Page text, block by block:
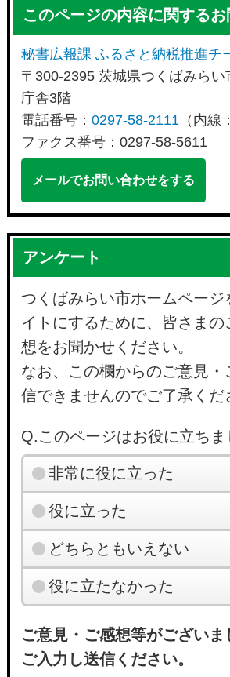
このページの内容に関する
秘書広報課 ふるさと納税推進チ
〒300-2395 茨城県つくばみらい
庁舎3階
電話番号：0297-58-2111 （内線
ファクス番号：0297-58-5611
メールでお問い合わせをする
アンケート
つくばみらい市ホームページ
イトにするために、皆さまの
想をお聞かせください。
なお、この欄からのご意見・
信できませんのでご了承くだ
Q.このページはお役に立ちま
非常に役に立った
役に立った
どちらともいえない
役に立たなかった
ご意見・ご感想等がございま
ご入力し送信ください。